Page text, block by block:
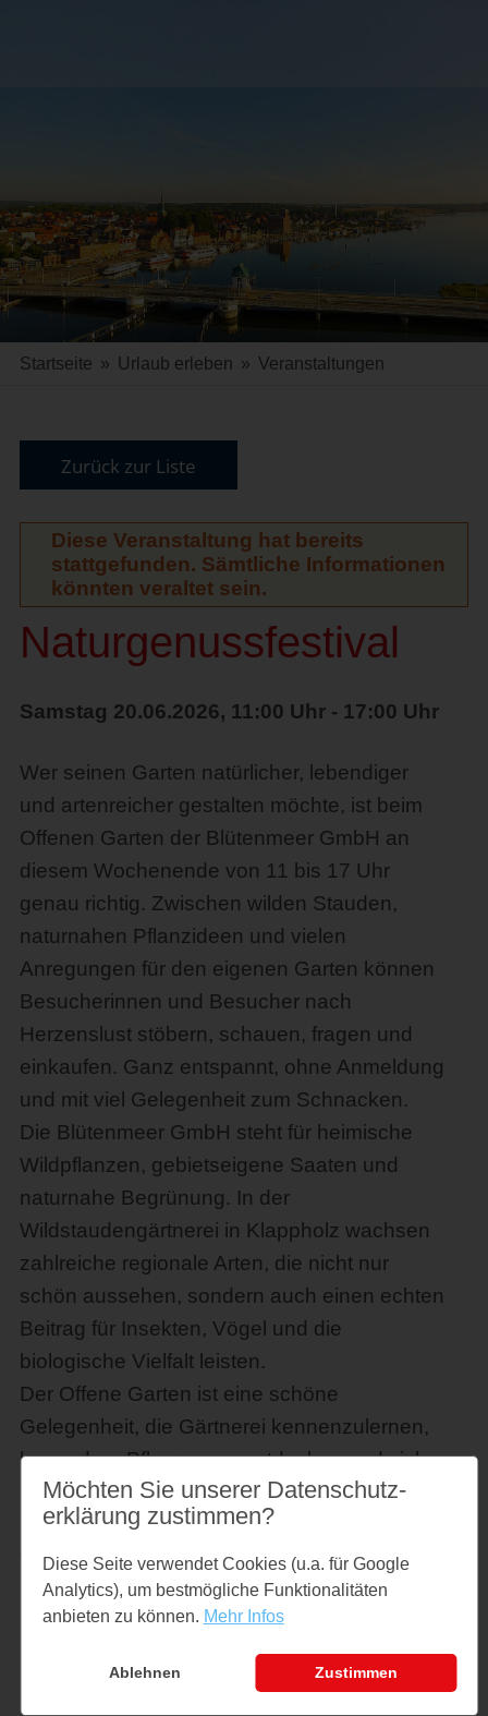
Startseite » Urlaub erleben » Veranstaltungen
Zurück zur Liste
Diese Veranstaltung hat bereits
stattgefunden. Sämtliche Informationen
könnten veraltet sein.
Naturgenussfestival
Samstag 20.06.2026, 11:00 Uhr - 17:00 Uhr
Wer seinen Garten natürlicher, lebendiger
und artenreicher gestalten möchte, ist beim
Offenen Garten der Blütenmeer GmbH an
diesem Wochenende von 11 bis 17 Uhr
genau richtig. Zwischen wilden Stauden,
naturnahen Pflanzideen und vielen
Anregungen für den eigenen Garten können
Besucherinnen und Besucher nach
Herzenslust stöbern, schauen, fragen und
einkaufen. Ganz entspannt, ohne Anmeldung
und mit viel Gelegenheit zum Schnacken.
Die Blütenmeer GmbH steht für heimische
Wildpflanzen, gebietseigene Saaten und
naturnahe Begrünung. In der
Wildstaudengärtnerei in Klappholz wachsen
zahlreiche regionale Arten, die nicht nur
schön aussehen, sondern auch einen echten
Beitrag für Insekten, Vögel und die
biologische Vielfalt leisten.
Der Offene Garten ist eine schöne
Gelegenheit, die Gärtnerei kennenzulernen,
besondere Pflanzen zu entdecken und sich
inspirieren zu lassen, wie aus einem Garten
ein wertvoller Lebensraum werden kann –
wild, blühend und voller Leben.
Links
www.bluetenmeer-gmbh.de
Möchten Sie unserer Datenschutz­
erklärung zustimmen?
Diese Seite verwendet Cookies (u.a. für Google
Analytics), um bestmögliche Funktionalitäten
anbieten zu können. Mehr Infos
Ablehnen Zustimmen